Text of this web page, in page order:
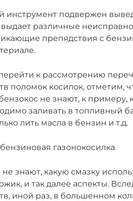
инструмент подвержен
различные
препядствия с
к рассмотрению
поломок косилок, отметим,
не знают, к
заливать в топливный
лить масла в бензин и т.д.
газонокосилка
знают, какую смазку
и так далее аспекты.
иной раз, в большенном